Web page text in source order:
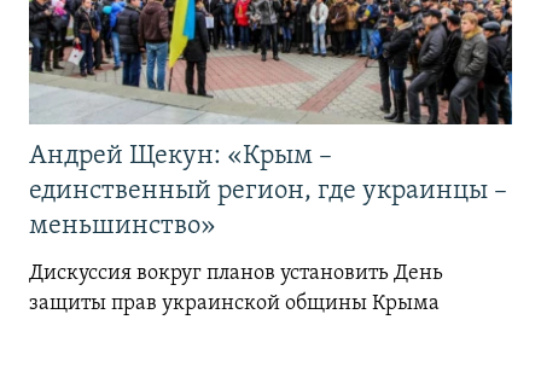
Андрей Щекун: «Крым –
единственный регион, где украинцы –
меньшинство»
Дискуссия вокруг планов установить День
защиты прав украинской общины Крыма